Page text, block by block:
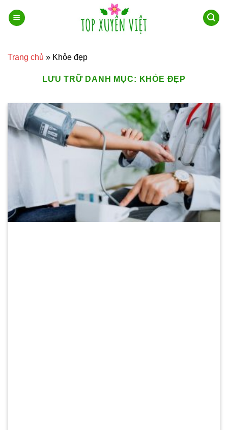
qua
Trang chủ » Khỏe đẹp
LƯU TRỮ DANH MỤC: KHỎE ĐẸP